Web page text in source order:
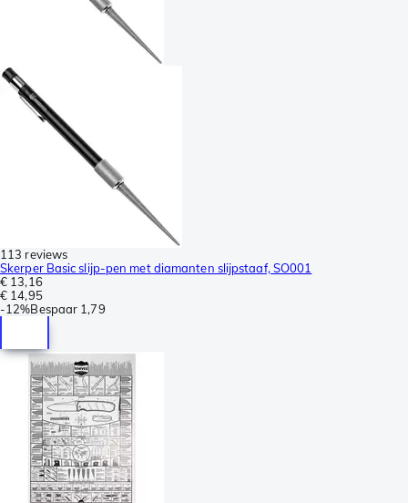
113 reviews
Skerper Basic slijp-pen met diamanten slijpstaaf, SO001
€ 13,16
€ 14,95
-12%Bespaar 1,79